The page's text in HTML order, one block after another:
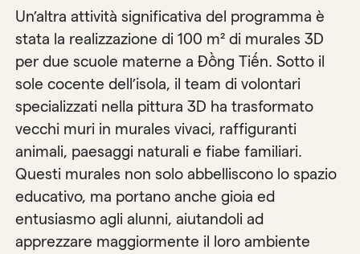
Un’altra attività significativa del programma è
stata la realizzazione di 100 m² di murales 3D
per due scuole materne a Đồng Tiến. Sotto il
sole cocente dell’isola, il team di volontari
specializzati nella pittura 3D ha trasformato
vecchi muri in murales vivaci, raffiguranti
animali, paesaggi naturali e fiabe familiari.
Questi murales non solo abbelliscono lo spazio
educativo, ma portano anche gioia ed
entusiasmo agli alunni, aiutandoli ad
apprezzare maggiormente il loro ambiente